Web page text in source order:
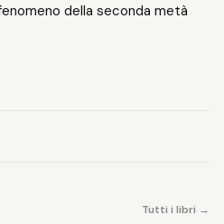
della seconda metà
Tutti i libri →